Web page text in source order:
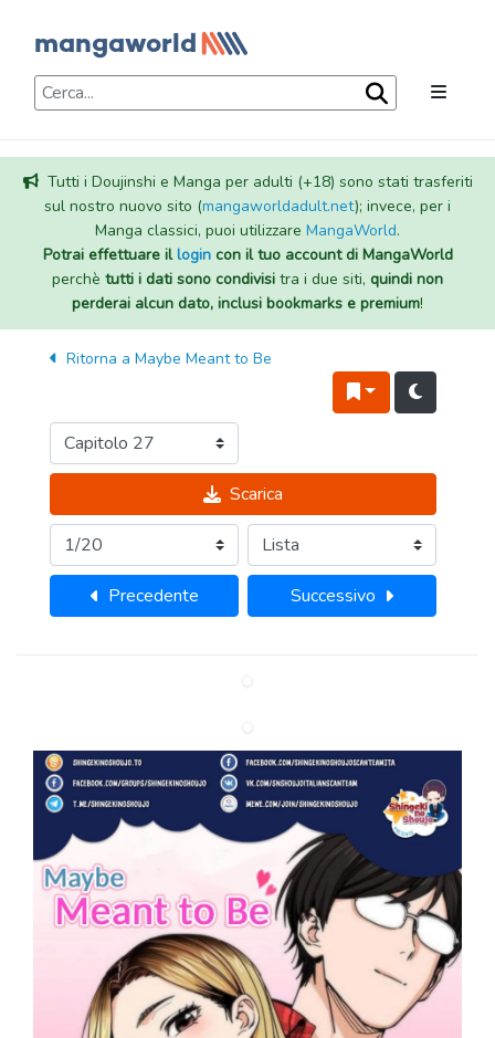
Tutti i Doujinshi e Manga per adulti (+18) sono stati trasferiti
sul nostro nuovo sito (mangaworldadult.net); invece, per i
Manga classici, puoi utilizzare MangaWorld.
Potrai effettuare illogincon il tuo account di MangaWorld
perchè tutti i dati sono condivisi tra i due siti, quindi non
perderai alcun dato, inclusi bookmarks e premium!
Ritorna a Maybe Meant to Be
Scarica
Precedente Successivo